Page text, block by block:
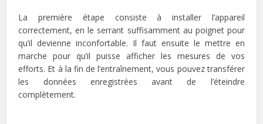
La première étape consiste à installer l’appareil
correctement, en le serrant suffisamment au poignet pour
qu’il devienne inconfortable. Il faut ensuite le mettre en
marche pour qu’il puisse afficher les mesures de vos
efforts. Et à la fin de l’entraînement, vous pouvez transférer
les données enregistrées avant de l’éteindre
complètement.